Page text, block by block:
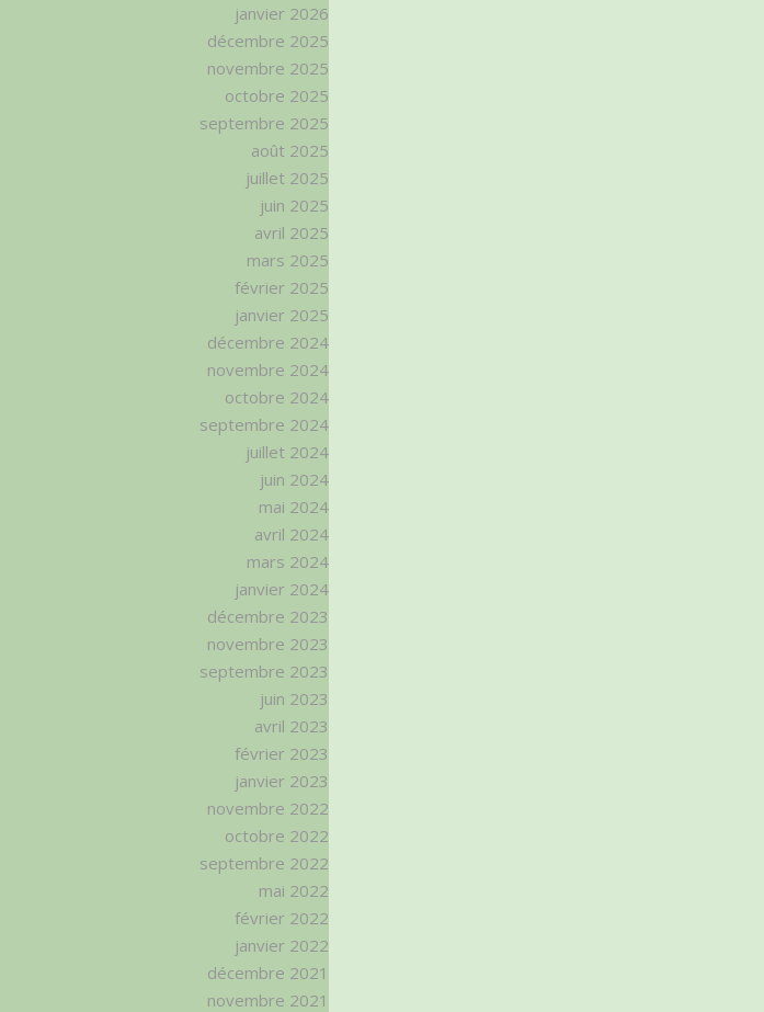
janvier 2026
décembre 2025
novembre 2025
octobre 2025
septembre 2025
août 2025
juillet 2025
juin 2025
avril 2025
mars 2025
février 2025
janvier 2025
décembre 2024
novembre 2024
octobre 2024
septembre 2024
juillet 2024
juin 2024
mai 2024
avril 2024
mars 2024
janvier 2024
décembre 2023
novembre 2023
septembre 2023
juin 2023
avril 2023
février 2023
janvier 2023
novembre 2022
octobre 2022
septembre 2022
mai 2022
février 2022
janvier 2022
décembre 2021
novembre 2021